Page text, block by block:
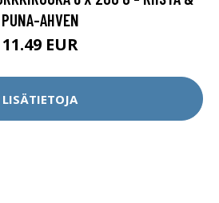
PUNA-AHVEN
11.49 EUR
LISÄTIETOJA